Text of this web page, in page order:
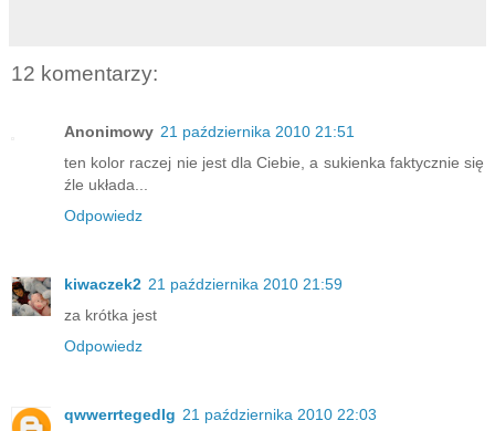
12 komentarzy:
Anonimowy 21 października 2010 21:51
ten kolor raczej nie jest dla Ciebie, a sukienka faktycznie się
źle układa...
Odpowiedz
kiwaczek2 21 października 2010 21:59
za krótka jest
Odpowiedz
qwwerrtegedlg 21 października 2010 22:03